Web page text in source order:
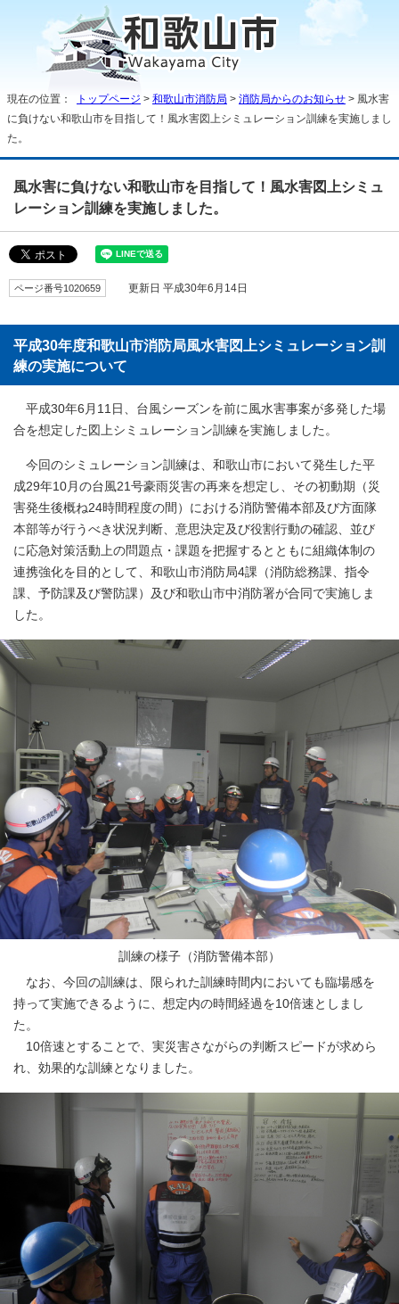
現在の位置： トップページ > 和歌山市消防局 > 消防局からのお知らせ > 風水害
に負けない和歌山市を目指して！風水害図上シミュレーション訓練を実施しまし
た。
風水害に負けない和歌山市を目指して！風水害図上シミュ
レーション訓練を実施しました。
ページ番号1020659 更新日 平成30年6月14日
平成30年度和歌山市消防局風水害図上シミュレーション訓
練の実施について
平成30年6月11日、台風シーズンを前に風水害事案が多発した場
合を想定した図上シミュレーション訓練を実施しました。
今回のシミュレーション訓練は、和歌山市において発生した平
成29年10月の台風21号豪雨災害の再来を想定し、その初動期（災
害発生後概ね24時間程度の間）における消防警備本部及び方面隊
本部等が行うべき状況判断、意思決定及び役割行動の確認、並び
に応急対策活動上の問題点・課題を把握するとともに組織体制の
連携強化を目的として、和歌山市消防局4課（消防総務課、指令
課、予防課及び警防課）及び和歌山市中消防署が合同で実施しま
した。
訓練の様子（消防警備本部）
なお、今回の訓練は、限られた訓練時間内においても臨場感を
持って実施できるように、想定内の時間経過を10倍速としまし
た。
10倍速とすることで、実災害さながらの判断スピードが求めら
れ、効果的な訓練となりました。